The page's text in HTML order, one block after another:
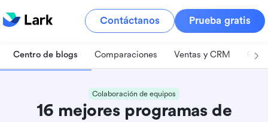
Contáctanos Prueba gratis
Centro de blogs Comparaciones Ventas y CRM
Colaboración de equipos
16 mejores programas de